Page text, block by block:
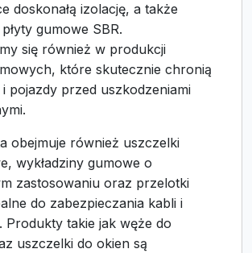
doskonałą izolację, a także
gumowe SBR.
się również w produkcji
które skutecznie chronią
pojazdy przed uszkodzeniami
obejmuje również uszczelki
wykładziny gumowe o
zastosowaniu oraz przelotki
do zabezpieczania kabli i
Produkty takie jak węże do
uszczelki do okien są